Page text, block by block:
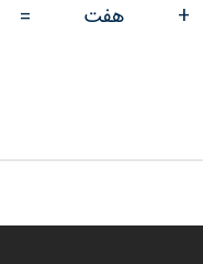
+ هفت =